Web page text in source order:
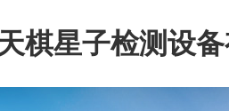
棋星子检测设